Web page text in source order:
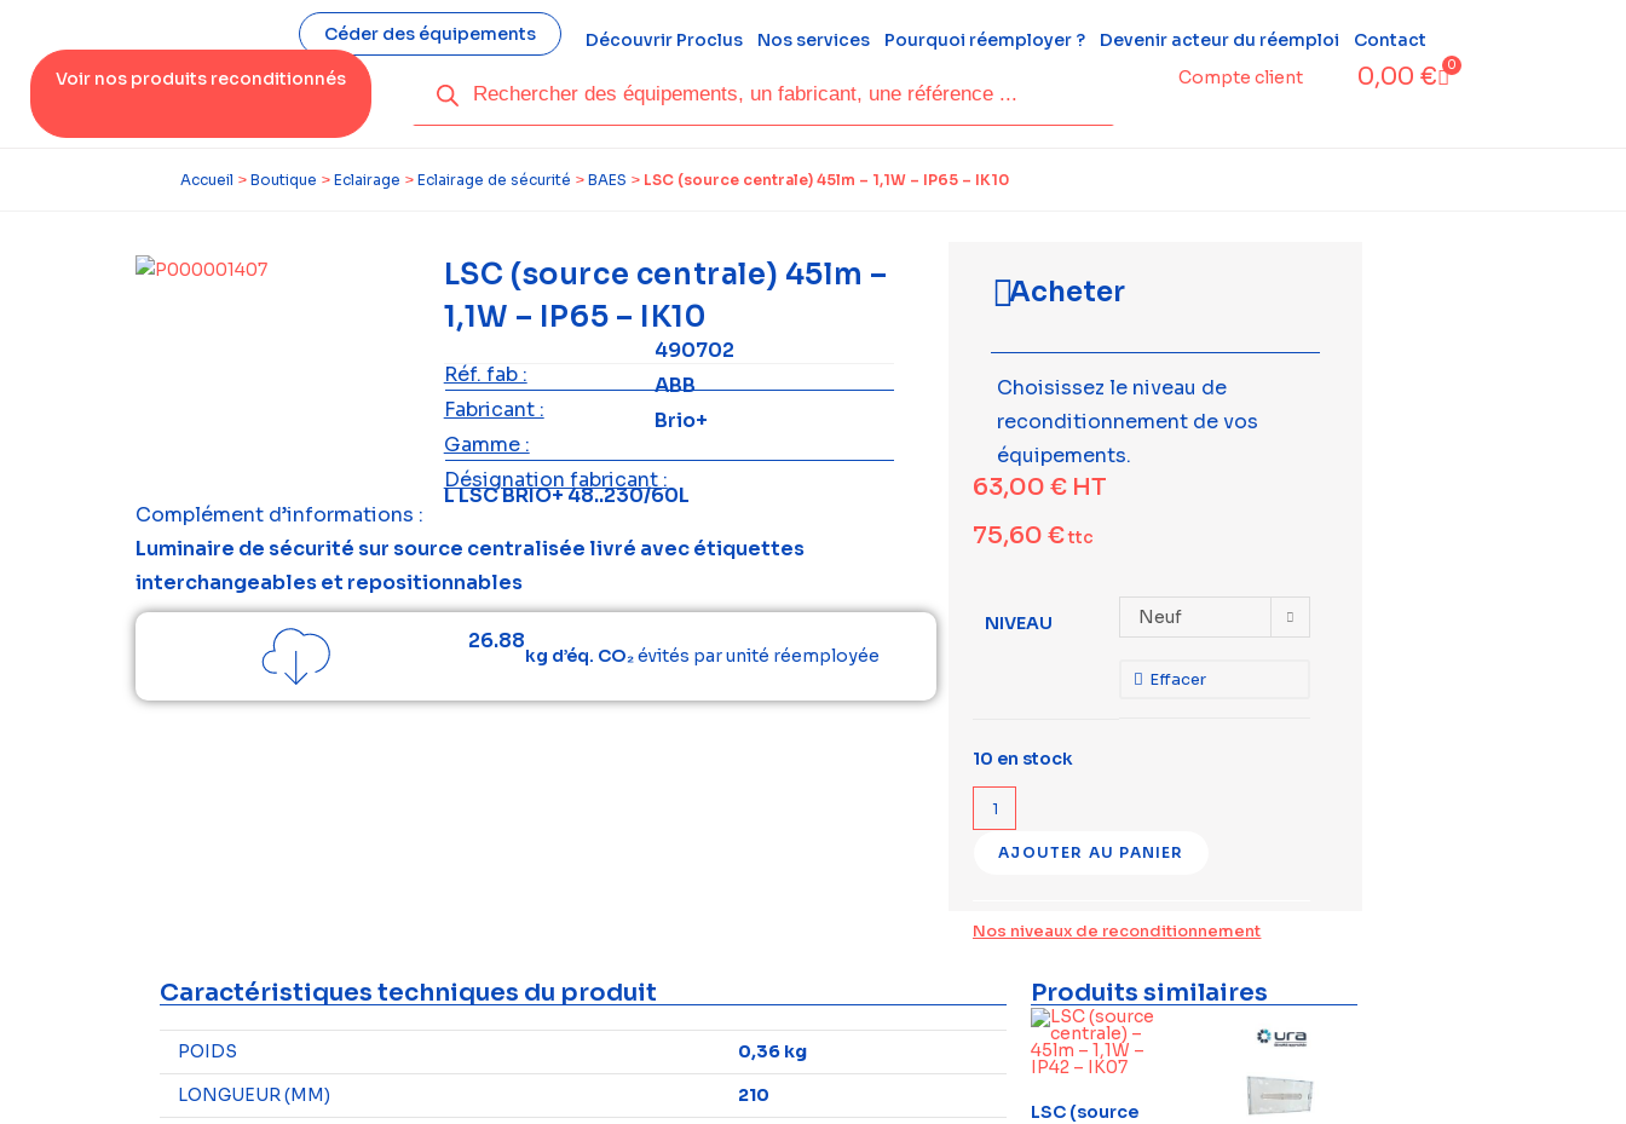
Céder des équipements Découvrir Proclus Nos services Pourquoi réemployer ? Devenir acteur du réemploi
Contact
Voir nos produits reconditionnés
Compte client 0,00 € 0
Accueil > Boutique > Eclairage > Eclairage de sécurité > BAES > LSC (source centrale) 45lm – 1,1W – IP65 – IK10
LSC (source centrale) 45lm –
1,1W – IP65 – IK10
Réf. fab :
490702
Fabricant :
ABB
Gamme :
Brio+
Désignation fabricant :
L LSC BRIO+ 48..230/60L
Complément d’informations :
Luminaire de sécurité sur source centralisée livré avec étiquettes
interchangeables et repositionnables
26.88
kg d’éq. CO₂évités par unité réemployée
Acheter
Choisissez le niveau de
reconditionnement de vos
équipements.
63,00€ HT
75,60€ttc
NIVEAU Neuf
Effacer
10 en stock
AJOUTER AU PANIER
Nos niveaux de reconditionnement
Caractéristiques techniques du produit
POIDS
0,36 kg
LONGUEUR (MM)
210
Produits similaires
LSC (source